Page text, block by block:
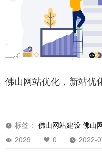
佛山网站优化，新站优